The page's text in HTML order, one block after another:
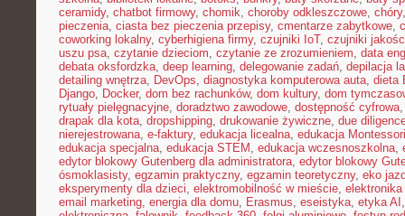
ceramidy, chatbot firmowy, chomik, choroby odkleszczowe, chóry
pieczenia, ciasta bez pieczenia przepisy, cmentarze zabytkowe,
coworking lokalny, cyberhigiena firmy, czujniki IoT, czujniki
uszu psa, czytanie dzieciom, czytanie ze zrozumieniem, data
debata oksfordzka, deep learning, delegowanie zadań, depilacja
detailing wnętrza, DevOps, diagnostyka komputerowa auta, dieta
Django, Docker, dom bez rachunków, dom kultury, dom
rytuały pielęgnacyjne, doradztwo zawodowe, dostępność cyfrowa
drapak dla kota, dropshipping, drukowanie żywiczne, due
nierejestrowana, e-faktury, edukacja licealna, edukacja Montessori
edukacja specjalna, edukacja STEM , edukacja wczesnoszkolna,
edytor blokowy Gutenberg dla administratora, edytor blokowy
ósmoklasisty, egzamin praktyczny, egzamin teoretyczny, eko
eksperymenty dla dzieci, elektromobilność w mieście, elektronika
email marketing, energia dla domu, Erasmus, eseistyka, etyka AI